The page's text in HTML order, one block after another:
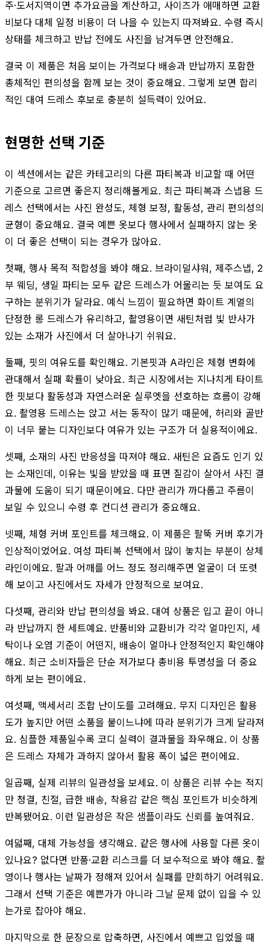
주·도서지역이면 추가요금을 계산하고, 사이즈가 애매하면 교환
비보다 대체 일정 비용이 더 나을 수 있는지 따져봐요. 수령 즉시
상태를 체크하고 반납 전에도 사진을 남겨두면 안전해요.
결국 이 제품은 처음 보이는 가격보다 배송과 반납까지 포함한
총체적인 편의성을 함께 보는 것이 중요해요. 그렇게 보면 합리
적인 대여 드레스 후보로 충분히 설득력이 있어요.
현명한 선택 기준
이 섹션에서는 같은 카테고리의 다른 파티복과 비교할 때 어떤
기준으로 고르면 좋은지 정리해볼게요. 최근 파티복과 스냅용 드
레스 선택에서는 사진 완성도, 체형 보정, 활동성, 관리 편의성의
균형이 중요해요. 결국 예쁜 옷보다 행사에서 실패하지 않는 옷
이 더 좋은 선택이 되는 경우가 많아요.
첫째, 행사 목적 적합성을 봐야 해요. 브라이덜샤워, 제주스냅, 2
부 웨딩, 생일 파티는 모두 같은 드레스가 어울리는 듯 보여도 요
구하는 분위기가 달라요. 예식 느낌이 필요하면 화이트 계열의
단정한 롱 드레스가 유리하고, 촬영용이면 새틴처럼 빛 반사가
있는 소재가 사진에서 더 살아나기 쉬워요.
둘째, 핏의 여유도를 확인해요. 기본핏과 A라인은 체형 변화에
관대해서 실패 확률이 낮아요. 최근 시장에서는 지나치게 타이트
한 핏보다 활동성과 자연스러운 실루엣을 선호하는 흐름이 강해
요. 촬영용 드레스는 앉고 서는 동작이 많기 때문에, 허리와 골반
이 너무 붙는 디자인보다 여유가 있는 구조가 더 실용적이에요.
셋째, 소재의 사진 반응성을 따져야 해요. 새틴은 요즘도 인기 있
는 소재인데, 이유는 빛을 받았을 때 표면 질감이 살아서 사진 결
과물에 도움이 되기 때문이에요. 다만 관리가 까다롭고 주름이
보일 수 있으니 수령 후 컨디션 관리가 중요해요.
넷째, 체형 커버 포인트를 체크해요. 이 제품은 팔뚝 커버 후기가
인상적이었어요. 여성 파티복 선택에서 많이 놓치는 부분이 상체
라인이에요. 팔과 어깨를 어느 정도 정리해주면 얼굴이 더 또렷
해 보이고 사진에서도 자세가 안정적으로 보여요.
다섯째, 관리와 반납 편의성을 봐요. 대여 상품은 입고 끝이 아니
라 반납까지 한 세트예요. 반품비와 교환비가 각각 얼마인지, 세
탁이나 오염 기준이 어떤지, 배송이 얼마나 안정적인지 확인해야
해요. 최근 소비자들은 단순 저가보다 총비용 투명성을 더 중요
하게 보는 편이에요.
여섯째, 액세서리 조합 난이도를 고려해요. 무지 디자인은 활용
도가 높지만 어떤 소품을 붙이느냐에 따라 분위기가 크게 달라져
요. 심플한 제품일수록 코디 실력이 결과물을 좌우해요. 이 상품
은 드레스 자체가 과하지 않아서 활용 폭이 넓은 편이에요.
일곱째, 실제 리뷰의 일관성을 보세요. 이 상품은 리뷰 수는 적지
만 청결, 친절, 급한 배송, 착용감 같은 핵심 포인트가 비슷하게
반복됐어요. 이런 일관성은 작은 샘플이라도 신뢰를 높여줘요.
여덟째, 대체 가능성을 생각해요. 같은 행사에 사용할 다른 옷이
있나요? 없다면 반품·교환 리스크를 더 보수적으로 봐야 해요. 촬
영이나 행사는 날짜가 정해져 있어서 실패를 만회하기 어려워요.
그래서 선택 기준은 예쁜가가 아니라 그날 문제 없이 입을 수 있
는가로 잡아야 해요.
마지막으로 한 문장으로 압축하면, 사진에서 예쁘고 입었을 때